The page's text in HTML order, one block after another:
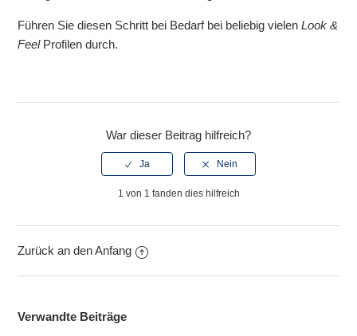
Führen Sie diesen Schritt bei Bedarf bei beliebig vielenLook &
FeelProfilen durch.
War dieser Beitrag hilfreich?
1 von 1 fanden dies hilfreich
Zurück an den Anfang
Verwandte Beiträge